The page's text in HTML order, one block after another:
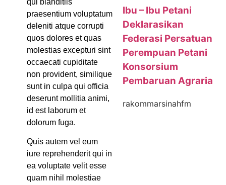
praesentium voluptatum
deleniti atque corrupti
quos dolores et quas
molestias excepturi sint
occaecati cupiditate
non provident, similique
sunt in culpa qui officia
deserunt mollitia animi,
id est laborum et
dolorum fuga.
Quis autem vel eum
iure reprehenderit qui in
ea voluptate velit esse
quam nihil molestiae
Ibu – Ibu Petani
Deklarasikan
Federasi Persatuan
Perempuan Petani
Konsorsium
Pembaruan Agraria
rakommarsinahfm